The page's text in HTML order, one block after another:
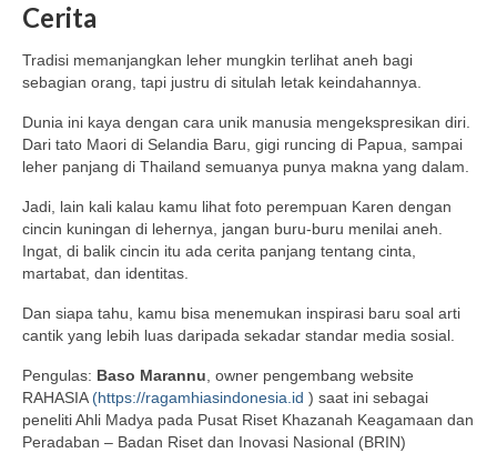
Cerita
Tradisi memanjangkan leher mungkin terlihat aneh bagi
sebagian orang, tapi justru di situlah letak keindahannya.
Dunia ini kaya dengan cara unik manusia mengekspresikan diri.
Dari tato Maori di Selandia Baru, gigi runcing di Papua, sampai
leher panjang di Thailand semuanya punya makna yang dalam.
Jadi, lain kali kalau kamu lihat foto perempuan Karen dengan
cincin kuningan di lehernya, jangan buru-buru menilai aneh.
Ingat, di balik cincin itu ada cerita panjang tentang cinta,
martabat, dan identitas.
Dan siapa tahu, kamu bisa menemukan inspirasi baru soal arti
cantik yang lebih luas daripada sekadar standar media sosial.
Pengulas: Baso Marannu, owner pengembang website
RAHASIA(https://ragamhiasindonesia.id ) saat ini sebagai
peneliti Ahli Madya pada Pusat Riset Khazanah Keagamaan dan
Peradaban – Badan Riset dan Inovasi Nasional (BRIN)